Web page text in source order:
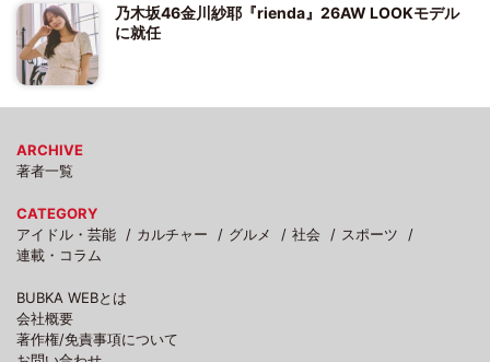
乃木坂46金川紗耶『rienda』26AW LOOKモデル
に就任
ARCHIVE
著者一覧
CATEGORY
アイドル・芸能
カルチャー グルメ 社会
スポーツ
連載・コラム
BUBKA WEBとは
会社概要
著作権/免責事項について